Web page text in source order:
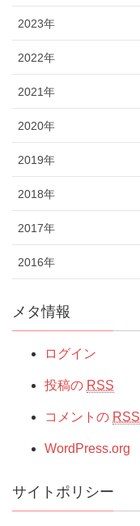
2023年
2022年
2021年
2020年
2019年
2018年
2017年
2016年
メタ情報
ログイン
投稿の RSS
コメントの RSS
WordPress.org
サイトポリシー